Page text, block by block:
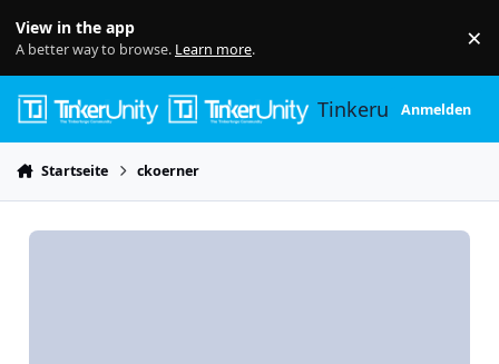
View in the app
A better way to browse. Learn more. ×
TinkerunityAnmelden
Startseite ckoerner